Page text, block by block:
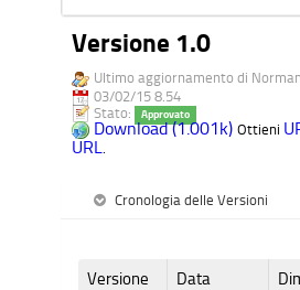
Versione 1.0
Ultimo aggiornamento di
03/02/15 8.54
Stato:
Approvato
Download (1.001k) Ottieni
URL.
Cronologia delle Versioni
Versione Data